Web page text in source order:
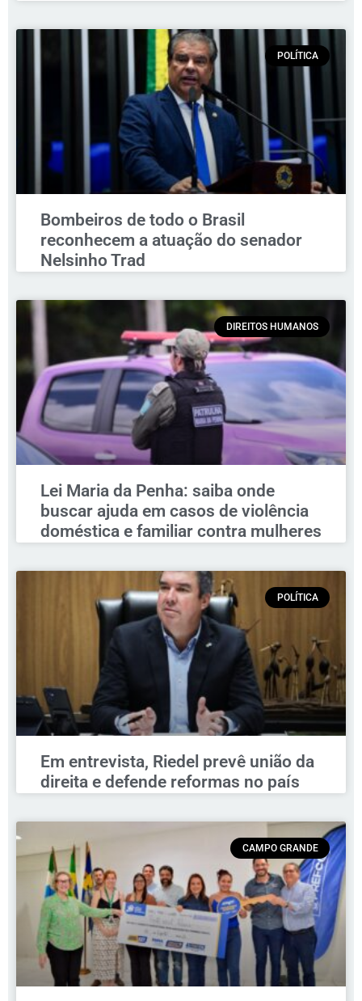
POLÍTICA
Bombeiros de todo o Brasil
reconhecem a atuação do senador
Nelsinho Trad
DIREITOS HUMANOS
Lei Maria da Penha: saiba onde
buscar ajuda em casos de violência
doméstica e familiar contra mulheres
POLÍTICA
Em entrevista, Riedel prevê união da
direita e defende reformas no país
CAMPO GRANDE